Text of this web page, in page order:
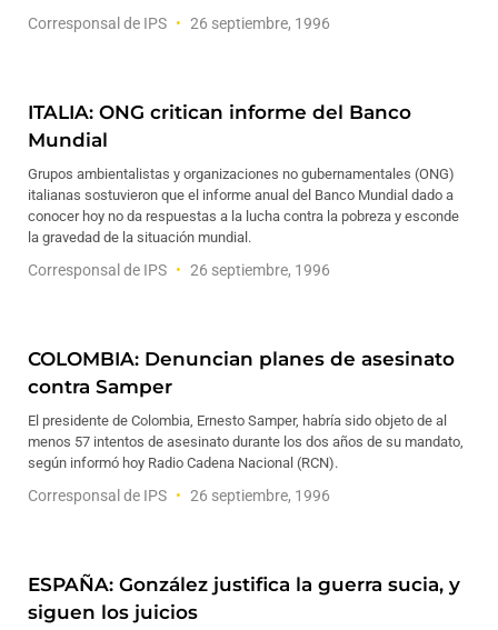
Corresponsal de IPS 26 septiembre, 1996
ITALIA: ONG critican informe del Banco
Mundial
Grupos ambientalistas y organizaciones no gubernamentales (ONG)
italianas sostuvieron que el informe anual del Banco Mundial dado a
conocer hoy no da respuestas a la lucha contra la pobreza y esconde
la gravedad de la situación mundial.
Corresponsal de IPS 26 septiembre, 1996
COLOMBIA: Denuncian planes de asesinato
contra Samper
El presidente de Colombia, Ernesto Samper, habría sido objeto de al
menos 57 intentos de asesinato durante los dos años de su mandato,
según informó hoy Radio Cadena Nacional (RCN).
Corresponsal de IPS 26 septiembre, 1996
ESPAÑA: González justifica la guerra sucia, y
siguen los juicios